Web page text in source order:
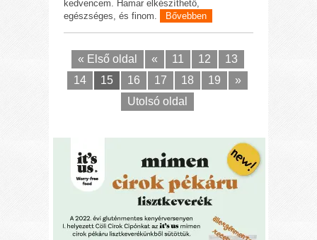
kedvencem. Hamar elkészíthető,
egészséges, és finom.
Bővebben
« Első oldal « 11 12
13
14
15 16 17 18 19
»
Utolsó oldal